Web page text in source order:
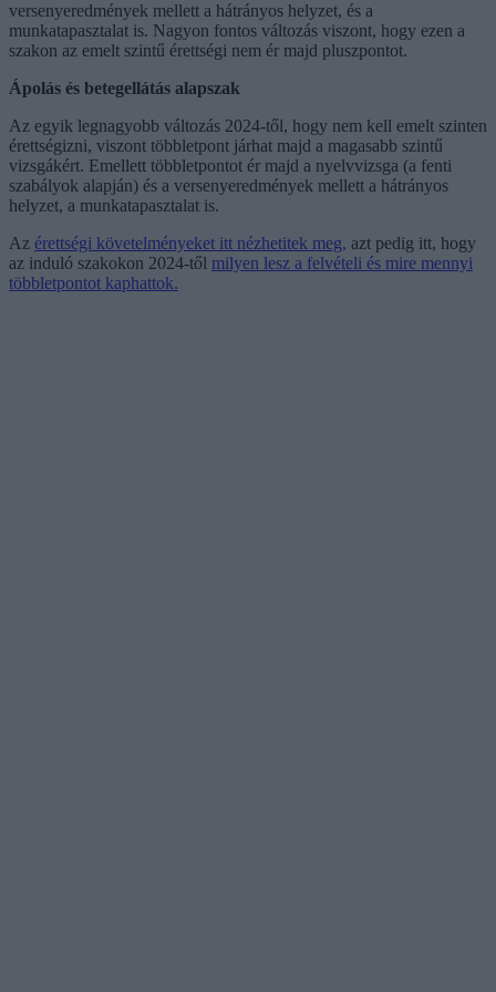
versenyeredmények mellett a hátrányos helyzet, és a
munkatapasztalat is. Nagyon fontos változás viszont, hogy ezen a
szakon az emelt szintű érettségi nem ér majd pluszpontot.
Ápolás és betegellátás alapszak
Az egyik legnagyobb változás 2024-től, hogy nem kell emelt szinten
érettségizni, viszont többletpont járhat majd a magasabb szintű
vizsgákért. Emellett többletpontot ér majd a nyelvvizsga (a fenti
szabályok alapján) és a versenyeredmények mellett a hátrányos
helyzet, a munkatapasztalat is.
Az érettségi követelményeket itt nézhetitek meg, azt pedig itt, hogy
az induló szakokon 2024-től milyen lesz a felvételi és mire mennyi
többletpontot kaphattok.